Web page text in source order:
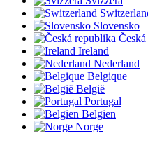
Slovensko
Ireland
Nederland
Belgique
België
Portugal
Belgien
Norge